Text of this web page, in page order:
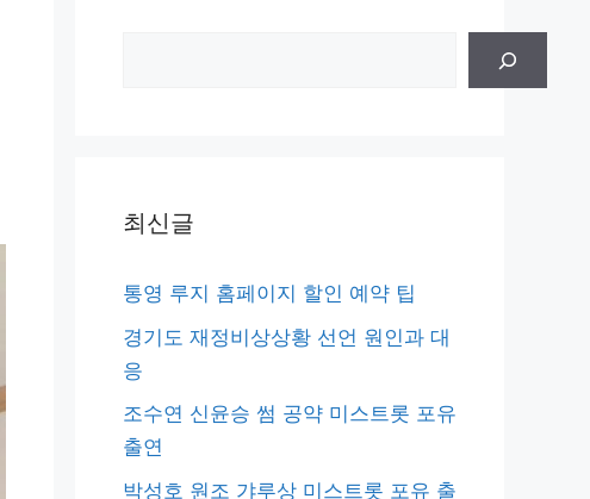
최신글
통영 루지 홈페이지 할인 예약 팁
경기도 재정비상상황 선언 원인과 대
응
조수연 신윤승 썸 공약 미스트롯 포유
출연
박성호 원조 갸루상 미스트롯 포유 출